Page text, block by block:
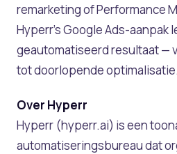
remarketing of Performance
Hyperr’s Google Ads-aanpak
geautomatiseerd resultaat —
tot doorlopende optimalisatie.
Over Hyperr
Hyperr (hyperr.ai) is een
automatiseringsbureau dat